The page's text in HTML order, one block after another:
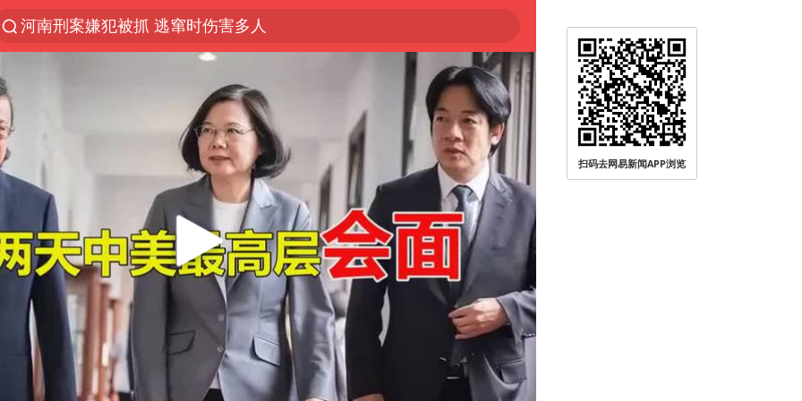
河南刑案嫌犯被抓 逃窜时伤害多人
光影经济撬动暑期消费新蓝海
浙江上海等地有大雨或暴雨
新疆优化调整景区内自驾服务费
上四休三，但降薪1000元，你接受吗？
黄金牛市回来了吗
情侣平潭拍日出坠崖1死1伤
台当局重金为“台独”织“皇帝新衣”
白海豚将正面袭击贯穿浙江
微信又有新功能，你可以“撤回”你的撤回了！
几元成本的AI广告导致千万市值蒸发
扫码去网易新闻APP浏览